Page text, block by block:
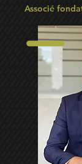
Associé